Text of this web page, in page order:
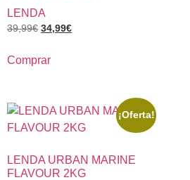
LENDA
39,99€ 34,99€
Comprar
¡Oferta!
LENDA URBAN MARINE
FLAVOUR 2KG